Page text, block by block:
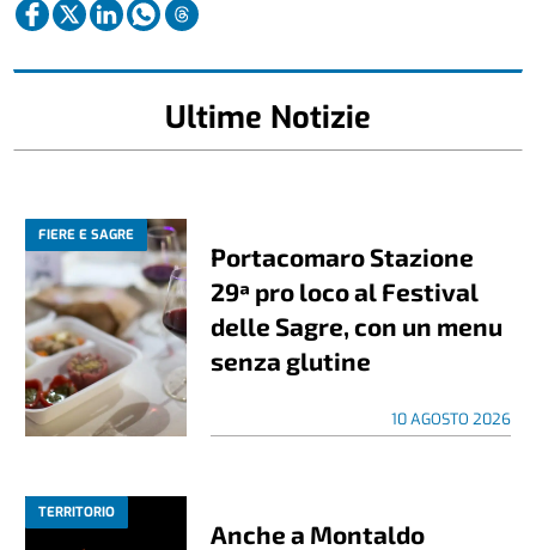
Ultime Notizie
FIERE E SAGRE
Portacomaro Stazione
29ª pro loco al Festival
delle Sagre, con un menu
senza glutine
10 AGOSTO 2026
TERRITORIO
Anche a Montaldo